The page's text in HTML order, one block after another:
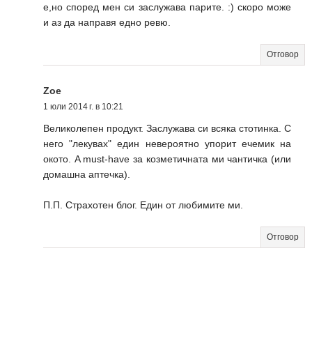
е,но според мен си заслужава парите. :) скоро може
и аз да направя едно ревю.
Отговор
Zoe
1 юли 2014 г. в 10:21
Великолепен продукт. Заслужава си всяка стотинка. С
него "лекувах" един невероятно упорит ечемик на
окото. A must-have за козметичната ми чантичка (или
домашна аптечка).
П.П. Страхотен блог. Един от любимите ми.
Отговор